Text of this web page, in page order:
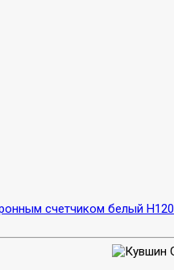
счетчиком белый H120